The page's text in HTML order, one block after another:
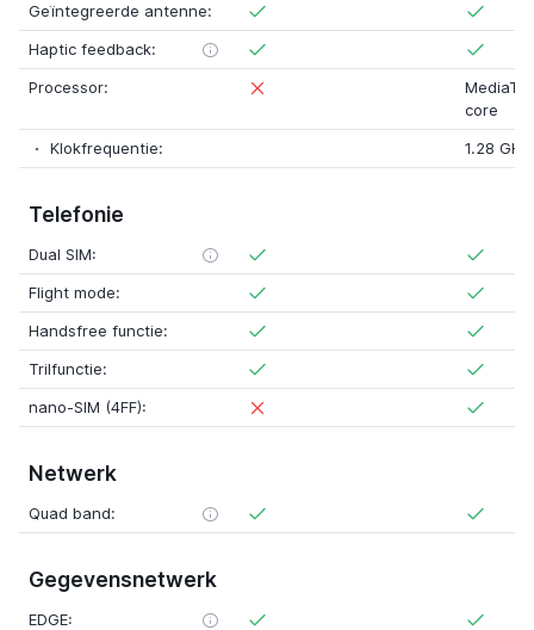
Geïntegreerde antenne:
Haptic feedback:
Processor:
core
Klokfrequentie:
1.28 GHz
Telefonie
Dual SIM:
Flight mode:
Handsfree functie:
Trilfunctie:
nano-SIM (4FF):
Netwerk
Quad band:
Gegevensnetwerk
EDGE: